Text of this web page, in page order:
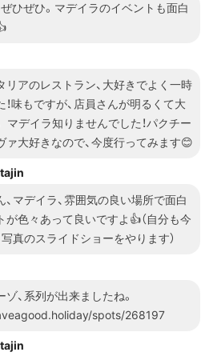
ひぜひ。マデイラのイベントも面白
リアのレストラン、大好きでよく一時
！味もですが、店員さんが明るくて大
マデイラ知りませんでした！パクチー
ァ大好きなので、今度行ってみます😊
、マデイラ、雰囲気の良い場所で面白
が色々あって良いですよ👍（自分も今
写真のスライドショーをやります）
、系列が出来ましたね。
spots/268197